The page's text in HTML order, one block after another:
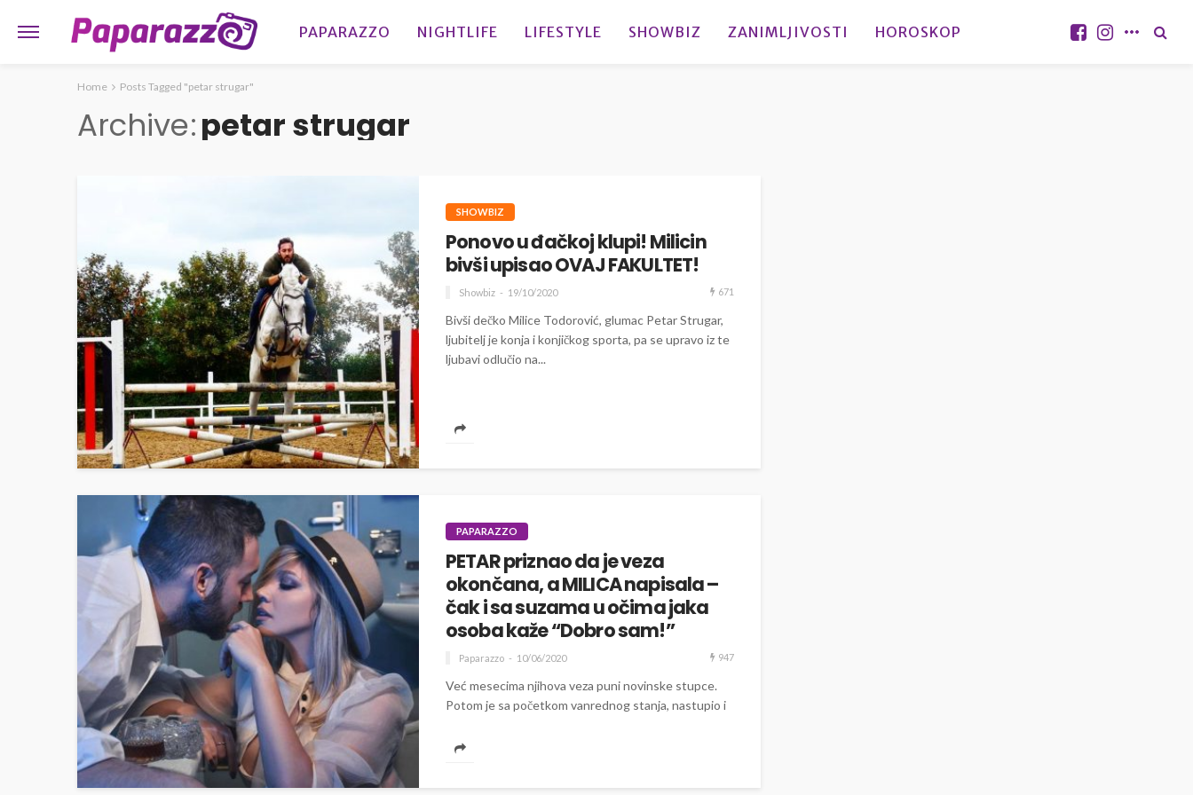
PAPARAZZO NIGHTLIFE LIFESTYLE SHOWBIZ ZANIMLJIVOSTI HOROSKOP
Home Posts Tagged "petar strugar"
Archive petar strugar
SHOWBIZ
Ponovo u đačkoj klupi! Milicin
bivši upisao OVAJ FAKULTET!
Showbiz 19/10/2020 671
Bivši dečko Milice Todorović, glumac Petar Strugar,
ljubitelj je konja i konjičkog sporta, pa se upravo iz te
ljubavi odlučio na...
PAPARAZZO
PETAR priznao da je veza
okončana, a MILICA napisala –
čak i sa suzama u očima jaka
osoba kaže “Dobro sam!”
Paparazzo 10/06/2020 947
Već mesecima njihova veza puni novinske stupce.
Potom je sa početkom vanrednog stanja, nastupio i